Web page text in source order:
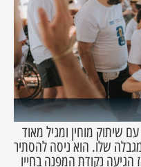
נולד עם שיתוק מוחין ומגיל מאוד
שלו. הוא ניסה להסתיר
הגיעה נקודת המפנה בחייו